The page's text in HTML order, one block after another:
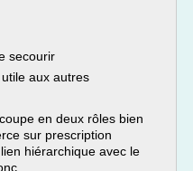
secourir
aux autres
en deux rôles bien
sur prescription
hiérarchique avec le